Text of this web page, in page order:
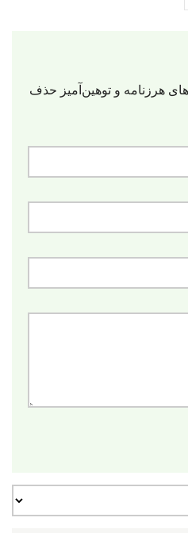
هرزنامه‌ و توهین‌آمیز حذف